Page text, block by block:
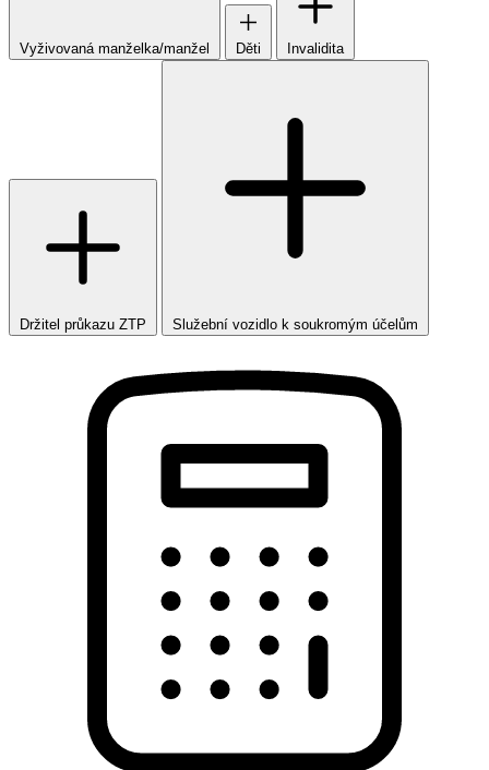
Vyživovaná manželka/manžel Děti Invalidita
Držitel průkazu ZTP Služební vozidlo k soukromým účelům